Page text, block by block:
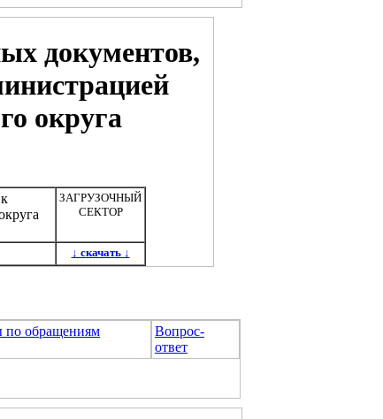
документов,
округа
ЗАГРУЗОЧНЫЙ
СЕКТОР
↓ скачать ↓
по обращениям
Вопрос-
ответ